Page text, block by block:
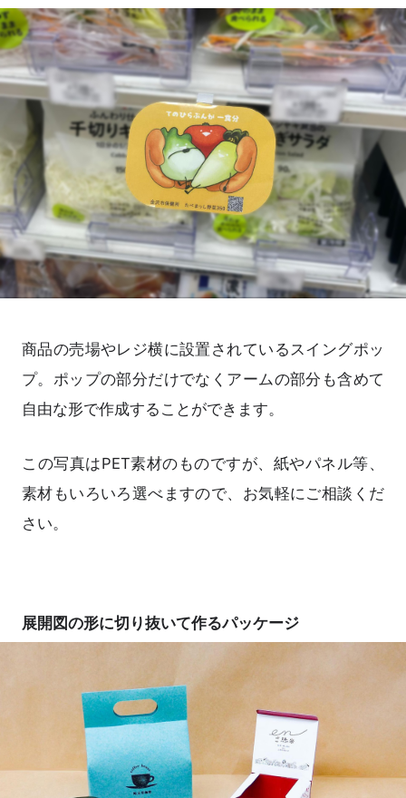
商品の売場やレジ横に設置されているスイングポッ
プ。ポップの部分だけでなくアームの部分も含めて
自由な形で作成することができます。
この写真はPET素材のものですが、紙やパネル等、
素材もいろいろ選べますので、お気軽にご相談くだ
さい。
展開図の形に切り抜いて作るパッケージ